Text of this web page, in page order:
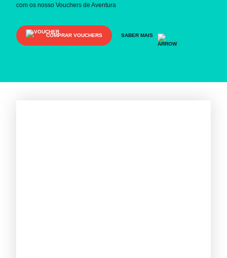
com os nosso Vouchers de Aventura
COMPRAR VOUCHERS SABER MAIS